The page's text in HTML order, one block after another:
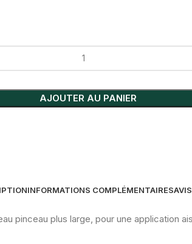
AJOUTER AU PANIER
INFORMATIONS COMPLÉMENTAIRES
pinceau plus large, pour une application